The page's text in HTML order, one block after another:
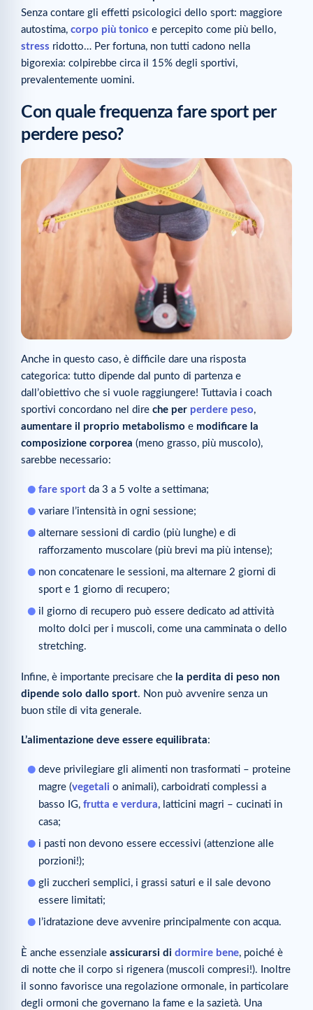
Senza contare gli effetti psicologici dello sport: maggiore
autostima, corpo più tonico e percepito come più bello,
stress ridotto… Per fortuna, non tutti cadono nella
bigorexia: colpirebbe circa il 15% degli sportivi,
prevalentemente uomini.
Con quale frequenza fare sport per
perdere peso?
Anche in questo caso, è difficile dare una risposta
categorica: tutto dipende dal punto di partenza e
dall’obiettivo che si vuole raggiungere! Tuttavia i coach
sportivi concordano nel dire che per perdere peso,
aumentare il proprio metabolismo e modificare la
composizione corporea (meno grasso, più muscolo),
sarebbe necessario:
fare sport da 3 a 5 volte a settimana;
variare l’intensità in ogni sessione;
alternare sessioni di cardio (più lunghe) e di
rafforzamento muscolare (più brevi ma più intense);
non concatenare le sessioni, ma alternare 2 giorni di
sport e 1 giorno di recupero;
il giorno di recupero può essere dedicato ad attività
molto dolci per i muscoli, come una camminata o dello
stretching.
Infine, è importante precisare che la perdita di peso non
dipende solo dallo sport. Non può avvenire senza un
buon stile di vita generale.
L’alimentazione deve essere equilibrata:
deve privilegiare gli alimenti non trasformati – proteine
magre (vegetali o animali), carboidrati complessi a
basso IG, frutta e verdura, latticini magri – cucinati in
casa;
i pasti non devono essere eccessivi (attenzione alle
porzioni!);
gli zuccheri semplici, i grassi saturi e il sale devono
essere limitati;
l’idratazione deve avvenire principalmente con acqua.
È anche essenziale assicurarsi di dormire bene, poiché è
di notte che il corpo si rigenera (muscoli compresi!). Inoltre
il sonno favorisce una regolazione ormonale, in particolare
degli ormoni che governano la fame e la sazietà. Una